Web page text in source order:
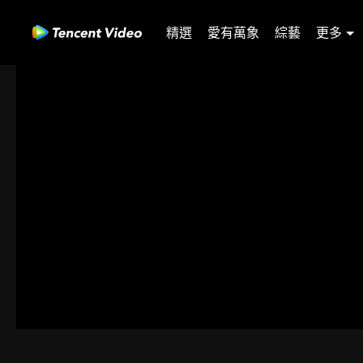
精選 愛有萬象 綜藝 更多